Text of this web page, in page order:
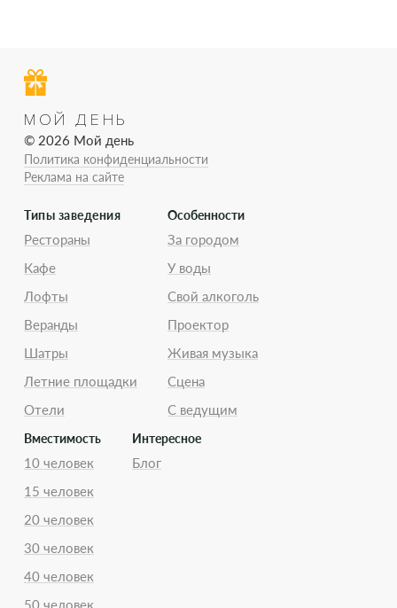
МОЙ ДЕНЬ
© 2026 Мой день
Политика конфиденциальности
Реклама на сайте
Типы заведения
Рестораны
Кафе
Лофты
Веранды
Шатры
Летние площадки
Отели
Особенности
За городом
У воды
Свой алкоголь
Проектор
Живая музыка
Сцена
С ведущим
Вместимость
10 человек
15 человек
20 человек
30 человек
40 человек
50 человек
Интересное
Блог